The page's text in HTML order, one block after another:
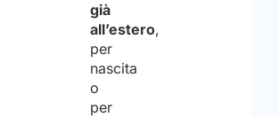
già
all’estero,
per
nascita
o
per